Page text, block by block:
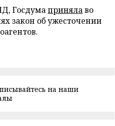
Госдумапринялаво
закон об ужесточении
на наши